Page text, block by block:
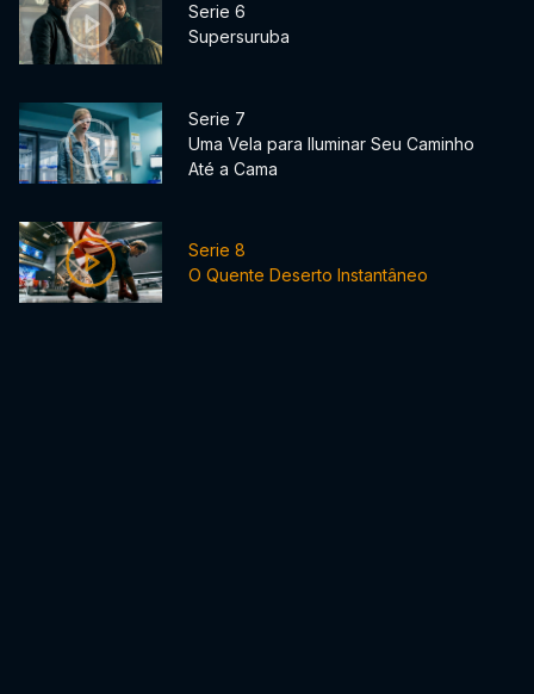
Serie 6
Supersuruba
Serie 7
Uma Vela para Iluminar Seu Caminho
Até a Cama
Serie 8
O Quente Deserto Instantâneo